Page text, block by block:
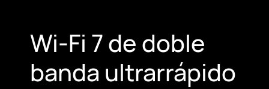
Wi-Fi 7 de doble
banda ultrarrápido